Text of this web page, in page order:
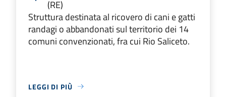
(RE)
Struttura destinata al ricovero di cani e gatti
randagi o abbandonati sul territorio dei 14
comuni convenzionati, fra cui Rio Saliceto.
LEGGI DI PIÙ